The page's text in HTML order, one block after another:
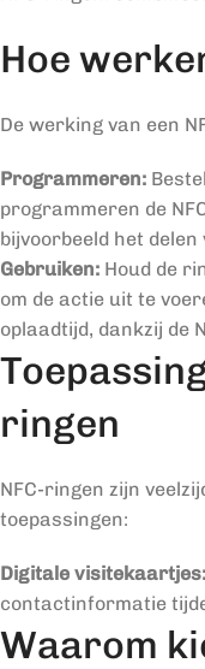
Hoe
De werking van een
Programmeren:
programmeren de
bijvoorbeeld het
Gebruiken: Houd de
om de actie uit te
oplaadtijd, dankzij de
ringen
NFC-ringen zijn
toepassingen:
Digitale visitekaartjes:
contactinformatie
Waarom